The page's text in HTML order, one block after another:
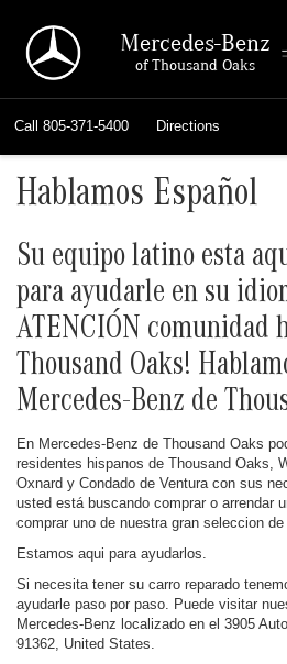
Mercedes-Benz
of Thousand Oaks
Call 805-371-5400 Directions
Hablamos Español
Su equipo latino esta
para ayudarle en su
ATENCIÓN comunidad
Thousand Oaks!
Mercedes-Benz de
En Mercedes-Benz de Thousand Oaks
residentes hispanos de Thousand Oaks,
Oxnard y Condado de Ventura con sus
usted está buscando comprar o arrendar
comprar uno de nuestra gran seleccion de
Estamos aqui para ayudarlos.
Si necesita tener su carro reparado
ayudarle paso por paso. Puede visitar
Mercedes-Benz localizado en el 3905
91362, United States.